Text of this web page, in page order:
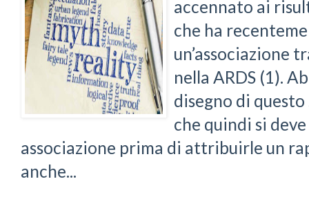
accennato ai
che ha
un’associazione
nella ARDS (1).
disegno di
che quindi si
associazione prima di attribuirle un
anche...